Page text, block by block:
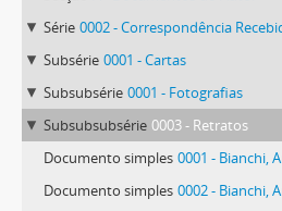
Série 0002 - Correspondência
Subsérie 0001 - Cartas
Subsubsérie 0001 - Fotografias
Subsubsubsérie 0003 - Retratos
Documento simples 0001 - Bianchi,
Documento simples 0002 - Bianchi,